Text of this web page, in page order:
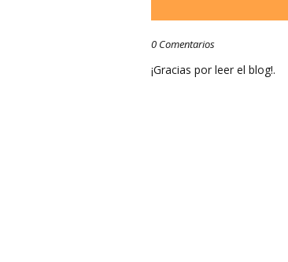
0 Comentarios
¡Gracias por leer el blog!.